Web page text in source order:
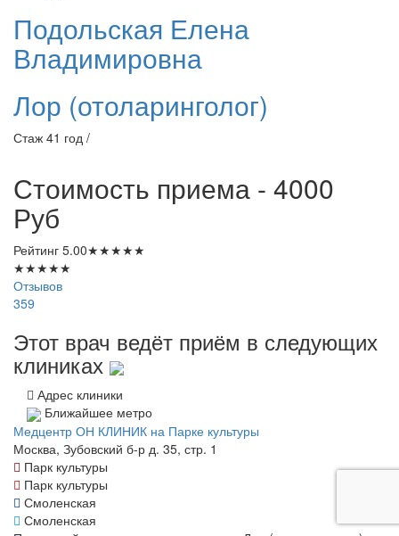
Подольская Елена
Владимировна
Лор (отоларинголог)
Стаж 41 год /
Стоимость приема - 4000
Руб
Рейтинг 5.00★★★★★
★★★★★
Отзывов
359
Этот врач ведёт приём в следующих
клиниках
Адрес клиники
Ближайшее метро
Медцентр ОН КЛИНИК на Парке культуры
Москва, Зубовский б-р д. 35, стр. 1
Парк культуры
Парк культуры
Смоленская
Смоленская